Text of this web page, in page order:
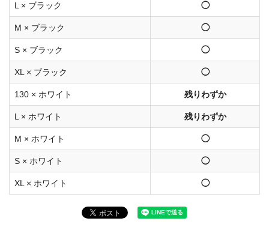
L × ブラック ◯
M × ブラック ◯
S × ブラック ◯
XL × ブラック ◯
130 × ホワイト 残りわずか
L × ホワイト 残りわずか
M × ホワイト ◯
S × ホワイト ◯
XL × ホワイト ◯